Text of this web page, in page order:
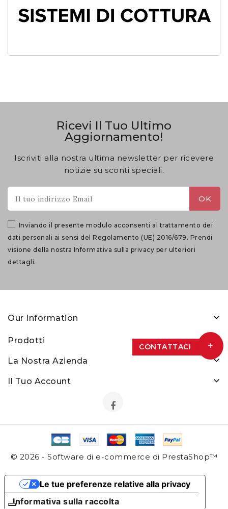
+
CONTATTACI
Ricevi Il Tuo Ultimo
Aggiornamento!
Iscriviti alla nostra ultima newsletter per ricevere
notizie su sconti speciali.
Inviando il presente modulo acconsenti al trattamento dei
dati personali ai sensi del Regolamento (UE) 2016/679. Prendi
visione della nostra Informativa sulla privacy per ulteriori
dettagli.
Our Information
Prodotti
La Nostra Azienda
Il Tuo Account
© 2026 - Software di e-commerce di PrestaShop™
Informativa sulla raccolta
Le tue preferenze relative alla privacy